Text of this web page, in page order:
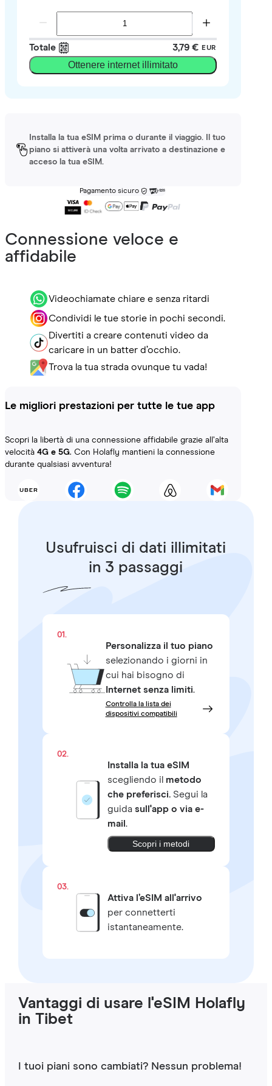
Totale 3,79 € EUR
Ottenere internet illimitato
Installa la tua eSIM prima o durante il viaggio. Il tuo
piano si attiverà una volta arrivato a destinazione e
acceso la tua eSIM.
Pagamento sicuro
Connessione veloce e
affidabile
Videochiamate chiare e senza ritardi
Condividi le tue storie in pochi secondi.
Divertiti a creare contenuti video da
caricare in un batter d’occhio.
Trova la tua strada ovunque tu vada!
Le migliori prestazioni per tutte le tue app
Scopri la libertà di una connessione affidabile grazie all’alta
velocità 4G e 5G. Con Holafly mantieni la connessione
durante qualsiasi avventura!
Usufruisci di dati illimitati
in 3 passaggi
01.
Personalizza il tuo piano
selezionando i giorni in
cui hai bisogno di
Internet senza limiti.
Controlla la lista dei
dispositivi compatibili
02.
Installa la tua eSIM
scegliendo il metodo
che preferisci.Segui la
guida sull'app o via e-
mail .
Scopri i metodi
03.
Attiva l’eSIM all'arrivo
per connetterti
istantaneamente.
Vantaggi di usare l'eSIM Holafly
in Tibet
I tuoi piani sono cambiati? Nessun problema!